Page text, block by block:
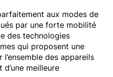
aux modes de
par une forte mobilité
des technologies
qui proposent une
des appareils
meilleure